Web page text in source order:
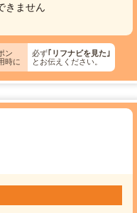
きません
ン
時に
必ず｢リフナビを見た｣
とお伝えください。